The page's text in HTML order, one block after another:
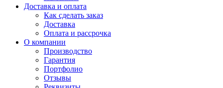
Доставка и оплата
Как сделать заказ
Доставка
Оплата и рассрочка
О компании
Производство
Гарантия
Портфолио
Отзывы